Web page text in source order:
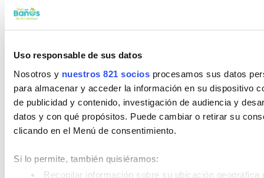
Uso responsable de sus datos
Nosotros y nuestros 821 socios procesamos sus datos
para almacenar y acceder la información en su dispositivo
de publicidad y contenido, investigación de audiencia y
datos y con qué propósitos. Puede cambiar o retirar su
clicando en el Menú de consentimiento.
Si lo permite, también quisiéramos:
Recopilar información sobre su ubicación